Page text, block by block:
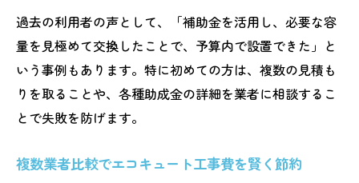
過去の利用者の声として、「補助金を活用し、必要な容
量を見極めて交換したことで、予算内で設置できた」と
いう事例もあります。特に初めての方は、複数の見積も
りを取ることや、各種助成金の詳細を業者に相談するこ
とで失敗を防げます。
複数業者比較でエコキュート工事費を賢く節約